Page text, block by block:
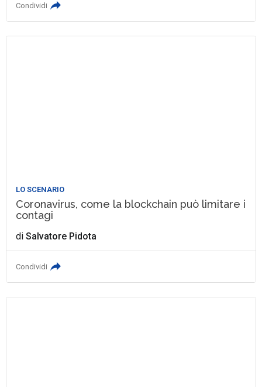
Condividi
LO SCENARIO
Coronavirus, come la blockchain può limitare i
contagi
diSalvatore Pidota
Condividi